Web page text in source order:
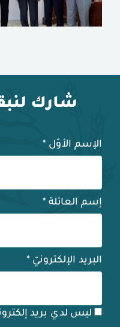
شارك
الإسم الأوّل *
إسم العائلة *
البريد الإلكترونيّ *
ليس لدي بريد